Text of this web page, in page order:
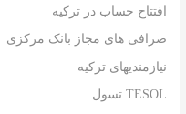
افتتاح حساب در ترکیه
صرافی های مجاز بانک مرکزی
نیازمندیهای ترکیه
TESOL تسول